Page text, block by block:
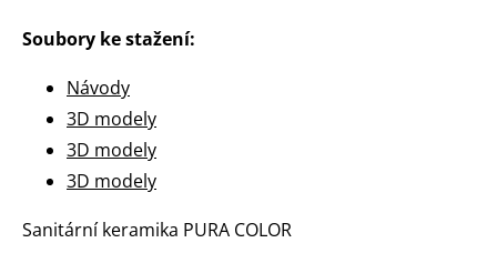
Soubory ke stažení:
Návody
3D modely
3D modely
3D modely
Sanitární keramika PURA COLOR